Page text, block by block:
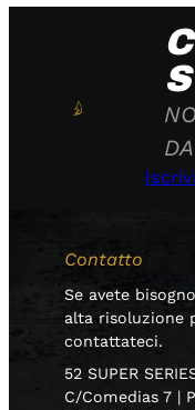
Contatto
Se avete
alta risoluzione
contattateci.
52 SUPER
C/Comedias 7 |